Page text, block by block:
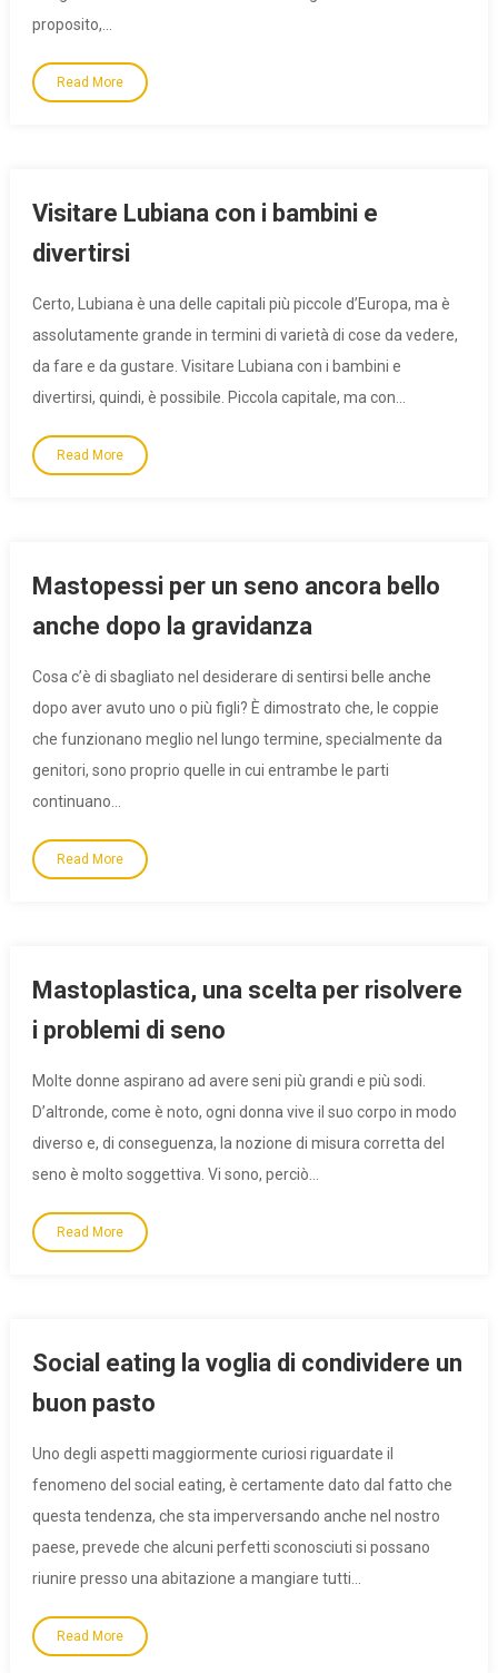
proposito,…
Read More
Visitare Lubiana con i bambini e
divertirsi
Certo, Lubiana è una delle capitali più piccole d’Europa, ma è
assolutamente grande in termini di varietà di cose da vedere,
da fare e da gustare. Visitare Lubiana con i bambini e
divertirsi, quindi, è possibile. Piccola capitale, ma con…
Read More
Mastopessi per un seno ancora bello
anche dopo la gravidanza
Cosa c’è di sbagliato nel desiderare di sentirsi belle anche
dopo aver avuto uno o più figli? È dimostrato che, le coppie
che funzionano meglio nel lungo termine, specialmente da
genitori, sono proprio quelle in cui entrambe le parti
continuano…
Read More
Mastoplastica, una scelta per risolvere
i problemi di seno
Molte donne aspirano ad avere seni più grandi e più sodi.
D’altronde, come è noto, ogni donna vive il suo corpo in modo
diverso e, di conseguenza, la nozione di misura corretta del
seno è molto soggettiva. Vi sono, perciò…
Read More
Social eating la voglia di condividere un
buon pasto
Uno degli aspetti maggiormente curiosi riguardate il
fenomeno del social eating, è certamente dato dal fatto che
questa tendenza, che sta imperversando anche nel nostro
paese, prevede che alcuni perfetti sconosciuti si possano
riunire presso una abitazione a mangiare tutti…
Read More